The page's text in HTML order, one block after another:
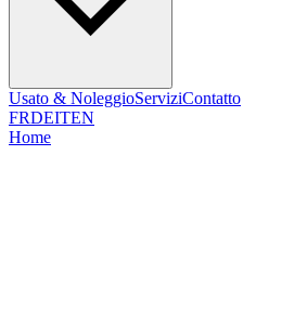
Usato & NoleggioServiziContatto
FRDEITEN
Home